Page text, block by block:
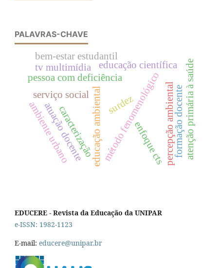
PALAVRAS-CHAVE
pessoa com deficiência
serviço social método fenomenológicopercepção ambiental
ambiente urbano educação ambiental
caracterização
educação científica
enfoque cts atenção primária à saúde
bem-estar estudantil
tv multimídia
atuação docente surdez formação docente
EDUCERE - Revista da Educação da UNIPAR
e-ISSN: 1982-1123
E-mail: educere@unipar.br